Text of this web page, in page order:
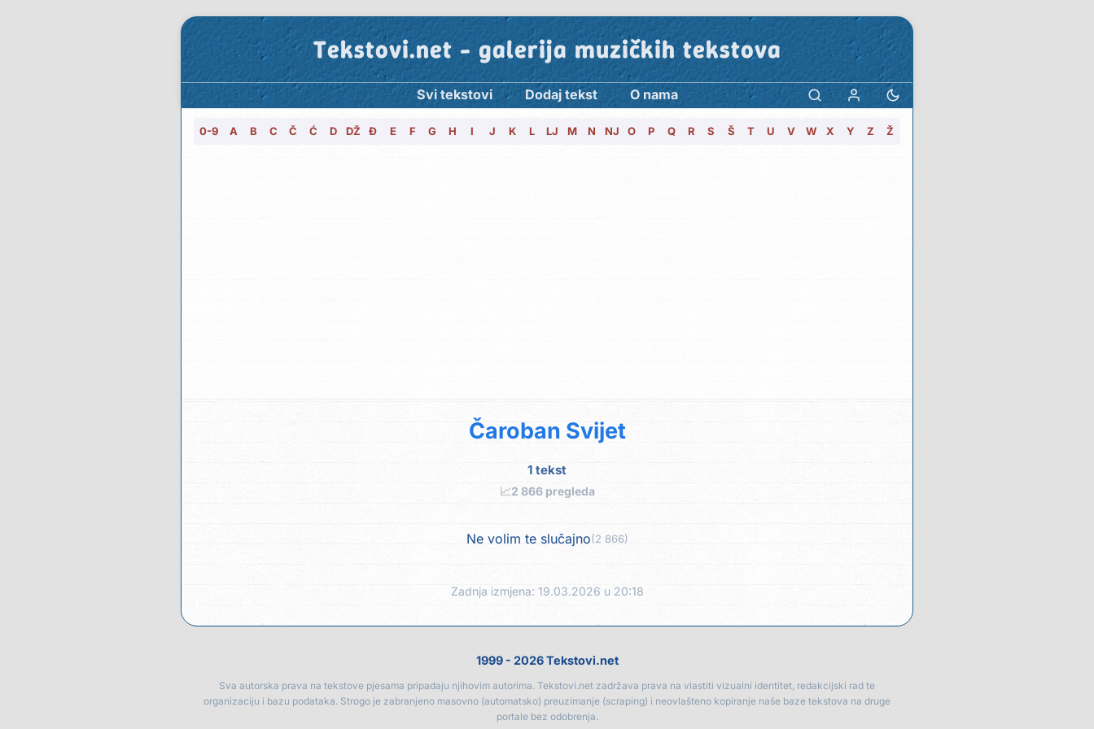
Tekstovi.net - galerija muzičkih tekstova
Svi tekstovi Dodaj tekst O nama
0-9 A B C Č Ć D DŽ Đ E F G H I J K L LJ M N NJ O P Q R S Š T U V W X Y Z Ž
Čaroban Svijet
1 tekst
📈2 866 pregleda
Ne volim te slučajno(2 866)
Zadnja izmjena: 19.03.2026 u 20:18
1999 - 2026 Tekstovi.net
Sva autorska prava na tekstove pjesama pripadaju njihovim autorima. Tekstovi.net zadržava prava na vlastiti vizualni identitet, redakcijski rad te
organizaciju i bazu podataka. Strogo je zabranjeno masovno (automatsko) preuzimanje (scraping) i neovlašteno kopiranje naše baze tekstova na druge
portale bez odobrenja.